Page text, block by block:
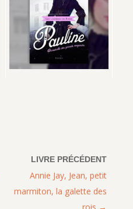
Annie Jay, Jean, petit
marmiton, la galette des